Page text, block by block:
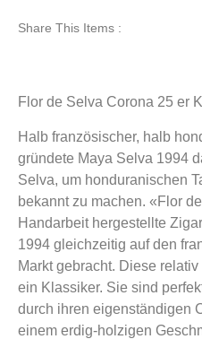
Share This Items :
Flor de Selva Corona 25 er
Halb französischer, halb
gründete Maya Selva 1994
Selva, um honduranischen
bekannt zu machen. «Flor
Handarbeit hergestellte
1994 gleichzeitig auf den
Markt gebracht. Diese
ein Klassiker. Sie sind
durch ihren eigenständigen
einem erdig-holzigen